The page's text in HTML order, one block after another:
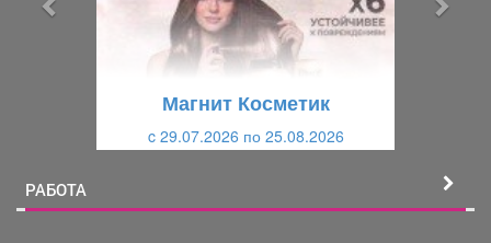
Магнит Косметик
c 29.07.2026 по 25.08.2026
РАБОТА